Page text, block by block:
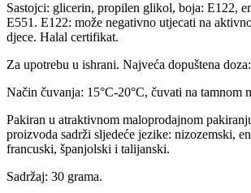
Sastojci: glicerin, propilen glikol, boja: E122,
E551. E122: može negativno utjecati na
djece. Halal certifikat.
Za upotrebu u ishrani. Najveća dopuštena
Način čuvanja: 15°C-20°C, čuvati na tamnom
Pakiran u atraktivnom maloprodajnom
proizvoda sadrži sljedeće jezike: nizozemski,
francuski, španjolski i talijanski.
Sadržaj: 30 grama.